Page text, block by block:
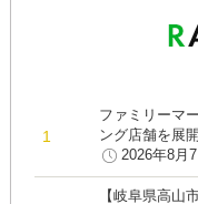
ファミリーマ
ング店舗を展
2026年8月7
【岐阜県高山